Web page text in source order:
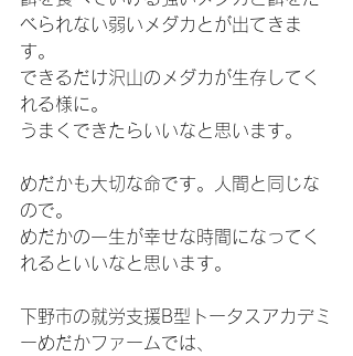
べられない弱いメダカとが出てきま
す。
できるだけ沢山のメダカが生存してく
れる様に。
うまくできたらいいなと思います。
めだかも大切な命です。人間と同じな
ので。
めだかの一生が幸せな時間になってく
れるといいなと思います。
下野市の就労支援B型トータスアカデミ
ーめだかファームでは、